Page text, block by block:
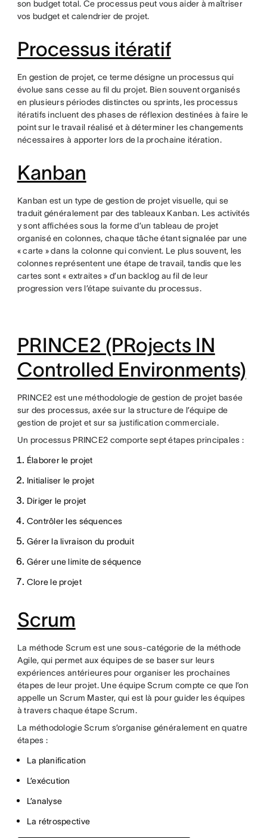
son budget total. Ce processus peut vous aider à maîtriser
vos budget et calendrier de projet.
Processus itératif
En gestion de projet, ce terme désigne un processus qui
évolue sans cesse au fil du projet. Bien souvent organisés
en plusieurs périodes distinctes ou sprints, les processus
itératifs incluent des phases de réflexion destinées à faire le
point sur le travail réalisé et à déterminer les changements
nécessaires à apporter lors de la prochaine itération.
Kanban
Kanban est un type de gestion de projet visuelle, qui se
traduit généralement par des tableaux Kanban. Les activités
y sont affichées sous la forme d’un tableau de projet
organisé en colonnes, chaque tâche étant signalée par une
« carte » dans la colonne qui convient. Le plus souvent, les
colonnes représentent une étape de travail, tandis que les
cartes sont « extraites » d’un backlog au fil de leur
progression vers l’étape suivante du processus.
PRINCE2 (PRojects IN
Controlled Environments)
PRINCE2 est une méthodologie de gestion de projet basée
sur des processus, axée sur la structure de l’équipe de
gestion de projet et sur sa justification commerciale.
Un processus PRINCE2 comporte sept étapes principales :
Élaborer le projet
Initialiser le projet
Diriger le projet
Contrôler les séquences
Gérer la livraison du produit
Gérer une limite de séquence
Clore le projet
Scrum
La méthode Scrum est une sous-catégorie de la méthode
Agile, qui permet aux équipes de se baser sur leurs
expériences antérieures pour organiser les prochaines
étapes de leur projet. Une équipe Scrum compte ce que l’on
appelle un Scrum Master, qui est là pour guider les équipes
à travers chaque étape Scrum.
La méthodologie Scrum s’organise généralement en quatre
étapes :
La planification
L’exécution
L’analyse
La rétrospective